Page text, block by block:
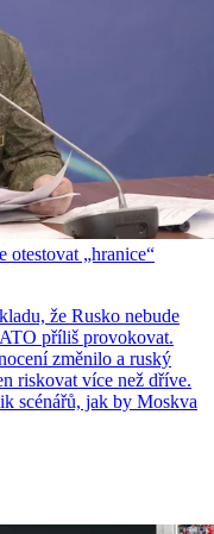
otestovat „hranice“
že Rusko nebude
příliš provokovat.
změnilo a ruský
riskovat více než dříve.
scénářů, jak by Moskva